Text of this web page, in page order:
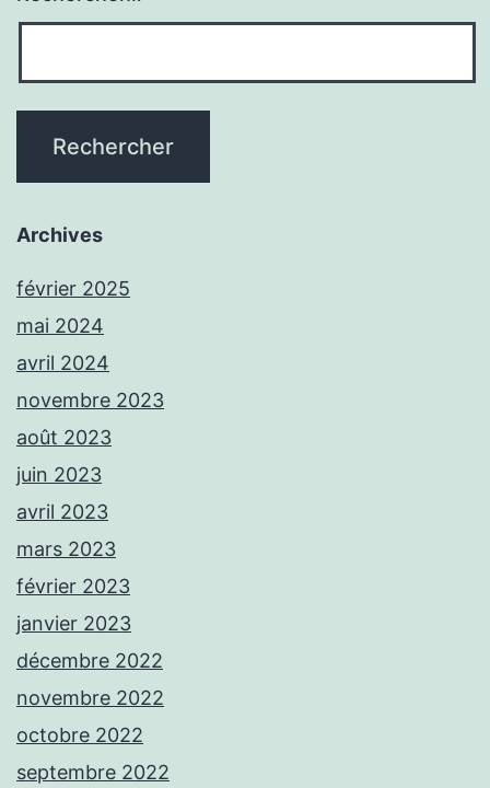
Archives
février 2025
mai 2024
avril 2024
novembre 2023
août 2023
juin 2023
avril 2023
mars 2023
février 2023
janvier 2023
décembre 2022
novembre 2022
octobre 2022
septembre 2022